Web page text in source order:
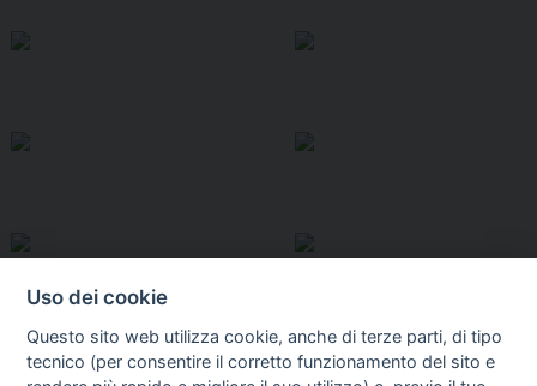
Uso dei cookie
Questo sito web utilizza cookie, anche di terze parti, di tipo
tecnico (per consentire il corretto funzionamento del sito e